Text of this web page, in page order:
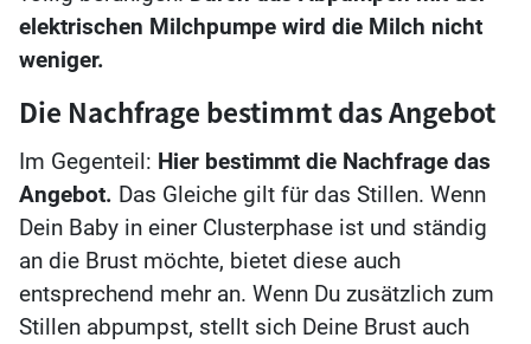
elektrischen Milchpumpe wird die Milch nicht
weniger.
Die Nachfrage bestimmt das Angebot
Im Gegenteil: Hier bestimmt die Nachfrage das
Angebot. Das Gleiche gilt für das Stillen. Wenn
Dein Baby in einer Clusterphase ist und ständig
an die Brust möchte, bietet diese auch
entsprechend mehr an. Wenn Du zusätzlich zum
Stillen abpumpst, stellt sich Deine Brust auch